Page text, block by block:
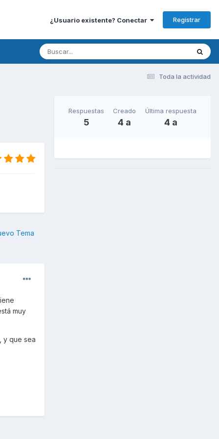
¿Usuario existente? Conectar Registrar
Toda la actividad
Tema
muy
y que sea
Respuestas
5
Creado
4 a
Última respuesta
4 a